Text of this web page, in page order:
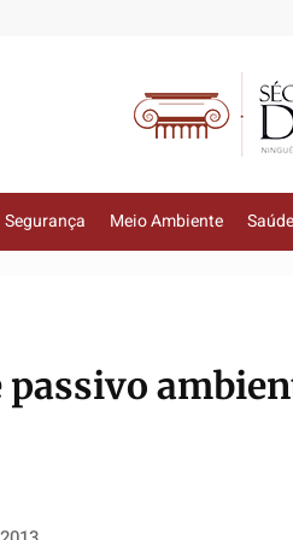
Segurança Meio Ambiente Saúde
passivo